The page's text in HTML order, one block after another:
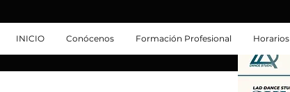
INICIO Conócenos Formación Profesional Horarios